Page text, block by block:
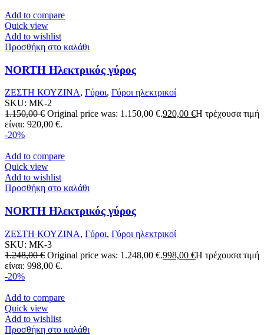
Add to compare
Quick view
Add to wishlist
Προσθήκη στο καλάθι
NORTH Ηλεκτρικός γύρος
ΖΕΣΤΗ ΚΟΥΖΙΝΑ, Γύροι, Γύροι ηλεκτρικοί
SKU: MK-2
1.150,00€ Original price was: 1.150,00 €.920,00 €Η τρέχουσα τιμή
είναι: 920,00 €.
-20%
Add to compare
Quick view
Add to wishlist
Προσθήκη στο καλάθι
NORTH Ηλεκτρικός γύρος
ΖΕΣΤΗ ΚΟΥΖΙΝΑ, Γύροι, Γύροι ηλεκτρικοί
SKU: MK-3
1.248,00€ Original price was: 1.248,00 €.998,00 €Η τρέχουσα τιμή
είναι: 998,00 €.
-20%
Add to compare
Quick view
Add to wishlist
Προσθήκη στο καλάθι